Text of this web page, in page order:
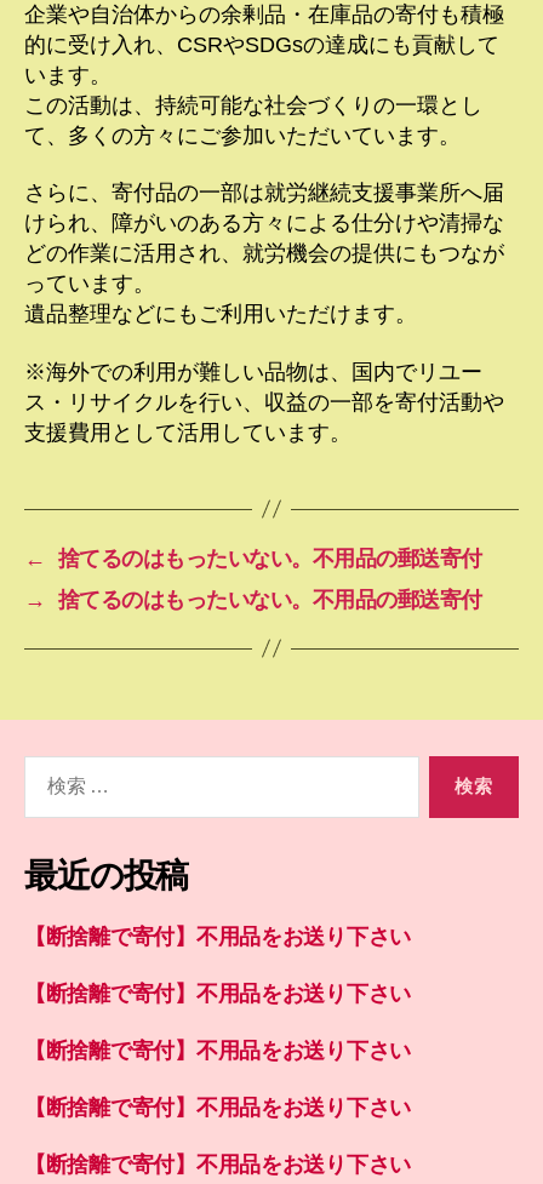
企業や自治体からの余剰品・在庫品の寄付も積極
的に受け入れ、CSRやSDGsの達成にも貢献して
います。
この活動は、持続可能な社会づくりの一環とし
て、多くの方々にご参加いただいています。
さらに、寄付品の一部は就労継続支援事業所へ届
けられ、障がいのある方々による仕分けや清掃な
どの作業に活用され、就労機会の提供にもつなが
っています。
遺品整理などにもご利用いただけます。
※海外での利用が難しい品物は、国内でリユー
ス・リサイクルを行い、収益の一部を寄付活動や
支援費用として活用しています。
←
捨てるのはもったいない。不用品の郵送寄付
→
捨てるのはもったいない。不用品の郵送寄付
象:
最近の投稿
【断捨離で寄付】不用品をお送り下さい
【断捨離で寄付】不用品をお送り下さい
【断捨離で寄付】不用品をお送り下さい
【断捨離で寄付】不用品をお送り下さい
【断捨離で寄付】不用品をお送り下さい